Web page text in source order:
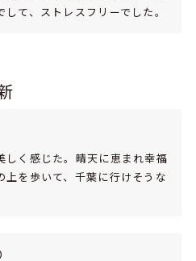
て、ストレスフリーでした。
しく感じた。晴天に恵まれ幸福
上を歩いて、千葉に行けそうな